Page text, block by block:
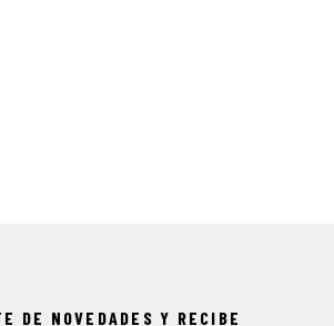
DE NOVEDADES Y RECIBE